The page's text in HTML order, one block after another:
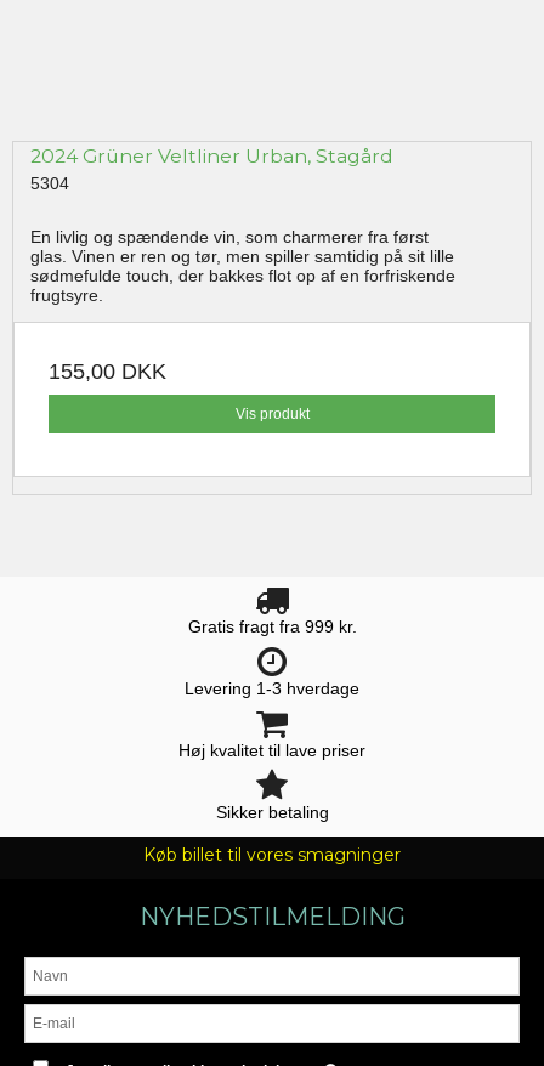
2024 Grüner Veltliner Urban, Stagård
5304
En livlig og spændende vin, som charmerer fra først
glas. Vinen er ren og tør, men spiller samtidig på sit lille
sødmefulde touch, der bakkes flot op af en forfriskende
frugtsyre.
155,00 DKK
Vis produkt
Gratis fragt fra 999 kr.
Levering 1-3 hverdage
Høj kvalitet til lave priser
Sikker betaling
Køb billet til vores smagninger
NYHEDSTILMELDING